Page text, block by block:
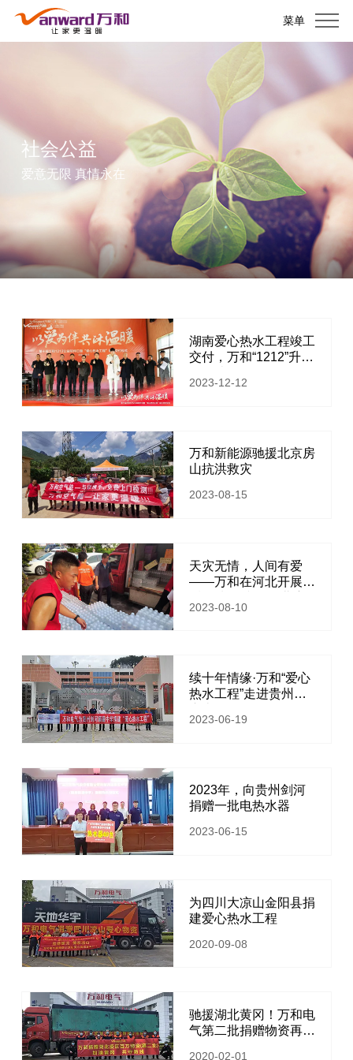
菜单
社会公益
爱意无限 真情永在
湖南爱心热水工程竣工
交付，万和“1212”升级
2023-12-12
万和新能源驰援北京房
山抗洪救灾
2023-08-15
天灾无情，人间有爱
——万和在河北开展灾
区开展抗洪救灾专项公
2023-08-10
续十年情缘·万和“爱心
热水工程”走进贵州黔
2023-06-19
2023年，向贵州剑河
捐赠一批电热水器
2023-06-15
为四川大凉山金阳县捐
建爱心热水工程
2020-09-08
驰援湖北黄冈！万和电
气第二批捐赠物资再出
2020-02-01